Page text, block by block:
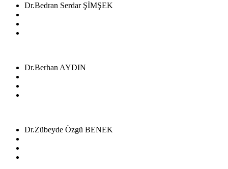
Dr.Bedran Serdar ŞİMŞEK
Dr.Berhan AYDIN
Dr.Zübeyde Özgü BENEK